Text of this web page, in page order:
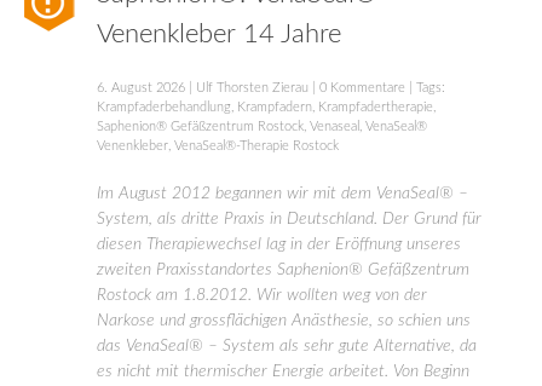
Venenkleber 14 Jahre
6. August 2026 Ulf Thorsten Zierau 0 Kommentare | Tags:
Krampfaderbehandlung
Krampfadern Krampfadertherapie
Saphenion® Gefäßzentrum Rostock Venaseal
VenaSeal®
Venenkleber VenaSeal®-Therapie Rostock
Im August 2012 begannen wir mit dem VenaSeal® –
System, als dritte Praxis in Deutschland. Der Grund für
diesen Therapiewechsel lag in der Eröffnung unseres
zweiten Praxisstandortes Saphenion® Gefäßzentrum
Rostock am 1.8.2012. Wir wollten weg von der
Narkose und grossflächigen Anästhesie, so schien uns
das VenaSeal® – System als sehr gute Alternative, da
es nicht mit thermischer Energie arbeitet. Von Beginn